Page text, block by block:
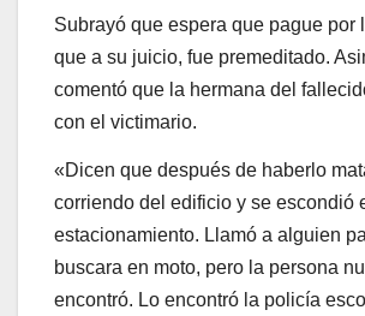
Subrayó que espera que pague por
que a su juicio, fue premeditado.
comentó que la hermana del
con el victimario.
«Dicen que después de haberlo
corriendo del edificio y se escondió
estacionamiento. Llamó a alguien
buscara en moto, pero la persona
encontró. Lo encontró la policía